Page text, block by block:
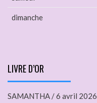
dimanche
LIVRE D’OR
SAMANTHA /6 avril 2026